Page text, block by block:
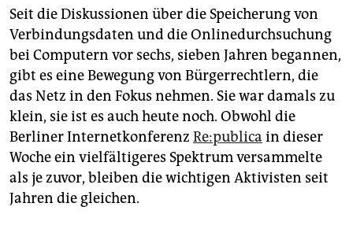
Seit die Diskussionen über die Speicherung von
Verbindungsdaten und die Onlinedurchsuchung
bei Computern vor sechs, sieben Jahren begannen,
gibt es eine Bewegung von Bürgerrechtlern, die
das Netz in den Fokus nehmen. Sie war damals zu
klein, sie ist es auch heute noch. Obwohl die
Berliner Internetkonferenz Re:publica in dieser
Woche ein vielfältigeres Spektrum versammelte
als je zuvor, bleiben die wichtigen Aktivisten seit
Jahren die gleichen.